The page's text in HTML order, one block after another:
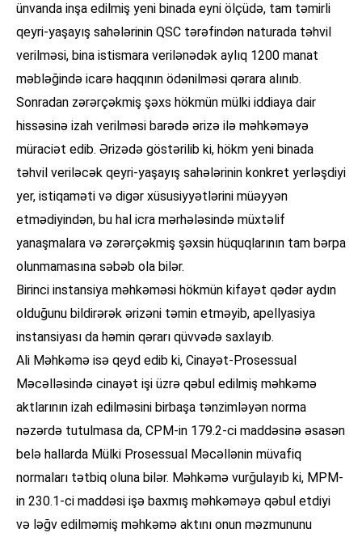
ünvanda inşa edilmiş yeni binada eyni ölçüdə, tam təmirli
qeyri-yaşayış sahələrinin QSC tərəfindən naturada təhvil
verilməsi, bina istismara verilənədək aylıq 1200 manat
məbləğində icarə haqqının ödənilməsi qərara alınıb.
Sonradan zərərçəkmiş şəxs hökmün mülki iddiaya dair
hissəsinə izah verilməsi barədə ərizə ilə məhkəməyə
müraciət edib. Ərizədə göstərilib ki, hökm yeni binada
təhvil veriləcək qeyri-yaşayış sahələrinin konkret yerləşdiyi
yer, istiqaməti və digər xüsusiyyətlərini müəyyən
etmədiyindən, bu hal icra mərhələsində müxtəlif
yanaşmalara və zərərçəkmiş şəxsin hüquqlarının tam bərpa
olunmamasına səbəb ola bilər.
Birinci instansiya məhkəməsi hökmün kifayət qədər aydın
olduğunu bildirərək ərizəni təmin etməyib, apellyasiya
instansiyası da həmin qərarı qüvvədə saxlayıb.
Ali Məhkəmə isə qeyd edib ki, Cinayət-Prosessual
Məcəlləsində cinayət işi üzrə qəbul edilmiş məhkəmə
aktlarının izah edilməsini birbaşa tənzimləyən norma
nəzərdə tutulmasa da, CPM-in 179.2-ci maddəsinə əsasən
belə hallarda Mülki Prosessual Məcəllənin müvafiq
normaları tətbiq oluna bilər. Məhkəmə vurğulayıb ki, MPM-
in 230.1-ci maddəsi işə baxmış məhkəməyə qəbul etdiyi
və ləğv edilməmiş məhkəmə aktını onun məzmununu